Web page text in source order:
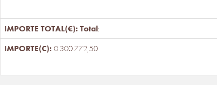
Total:
0.300.772,50